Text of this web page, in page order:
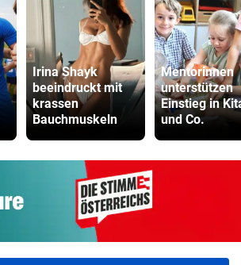
Irina Shayk
beeindruckt mit
krassen
Bauchmuskeln
Mentorinnen
unterstützen
Einstieg in
und Co.